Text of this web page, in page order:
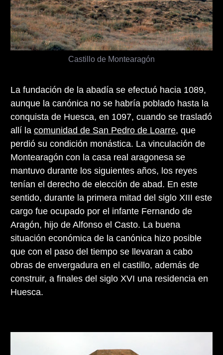
Castillo de Montearagón
La fundación de la abadía se efectuó hacia 1089,
aunque la canónica no se habría poblado hasta la
conquista de Huesca, en 1097, cuando se trasladó
allí la comunidad de San Pedro de Loarre, que
perdió su condición monástica. La vinculación de
Montearagón con la casa real aragonesa se
mantuvo durante los siguientes años, los reyes
tenían el derecho de elección de abad. En este
sentido, durante la primera mitad del siglo XIII este
cargo fue ocupado por el infante Fernando de
Aragón, hijo de Alfonso el Casto. La buena
situación económica de la canónica hizo posible
que con el paso del tiempo se llevaran a cabo
obras de envergadura en el castillo, además de
construir, a finales del siglo XVI una residencia en
Huesca.